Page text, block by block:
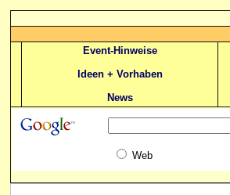
Event-Hinweise
Ideen + Vorhaben
News
Web